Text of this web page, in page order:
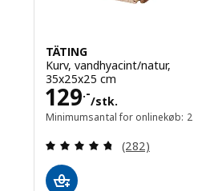
af 5 Stjerner. Anmeldelser i alt:
TÄTING
Kurv, vandhyacint/natur,
35x25x25 cm
129.-
/stk.
Pris 129.-/stk.
Minimumsantal for onlinekøb: 2
Anmeld: 4.7 ud
(282)